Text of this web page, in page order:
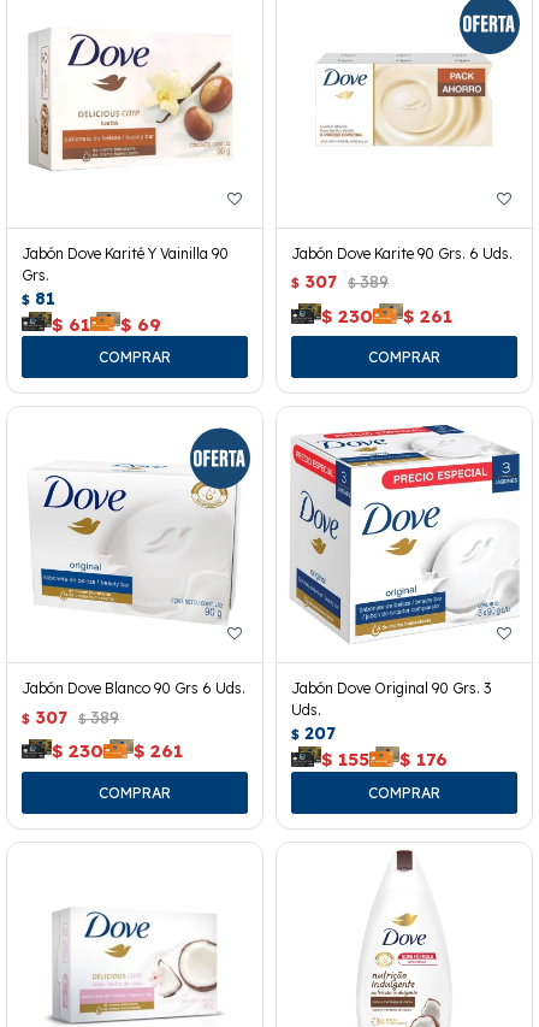
Jabón Dove Karité Y Vainilla 90
Grs.
$ 81
$ 61 $ 69
Jabón Dove Karite 90 Grs. 6 Uds.
$ 307 $ 389
$ 230 $ 261
Jabón Dove Blanco 90 Grs 6 Uds.
$ 307 $ 389
$ 230 $ 261
Jabón Dove Original 90 Grs. 3
Uds.
$ 207
$ 155 $ 176